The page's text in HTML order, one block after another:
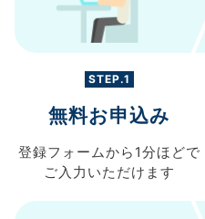
STEP.1
無料お申込み
登録フォームから 1分ほどで
ご入力 いただけます